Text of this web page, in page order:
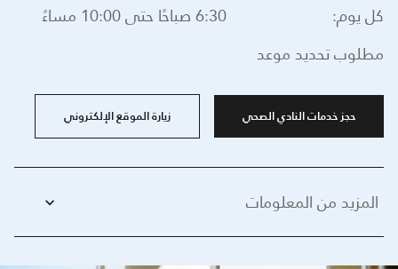
كل يوم:
6:30 صباحًا حتى 10:00 مساءً
مطلوب تحديد موعد
حجز خدمات النادي الصحي زيارة الموقع الإلكتروني
المزيد من المعلومات